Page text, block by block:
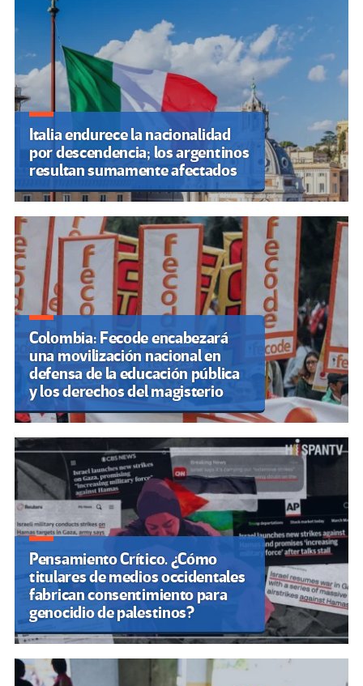
Italia endurece la nacionalidad
por descendencia; los argentinos
resultan sumamente afectados
Colombia: Fecode encabezará
una movilización nacional en
defensa de la educación pública
y los derechos del magisterio
Pensamiento Crítico. ¿Cómo
titulares de medios occidentales
fabrican consentimiento para
genocidio de palestinos?